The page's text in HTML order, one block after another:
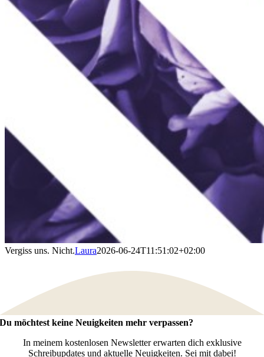
Vergiss uns. Nicht.Laura2026-06-24T11:51:02+02:00
Du möchtest keine Neuigkeiten mehr verpassen?
In meinem kostenlosen Newsletter erwarten dich exklusive
Schreibupdates und aktuelle Neuigkeiten. Sei mit dabei!